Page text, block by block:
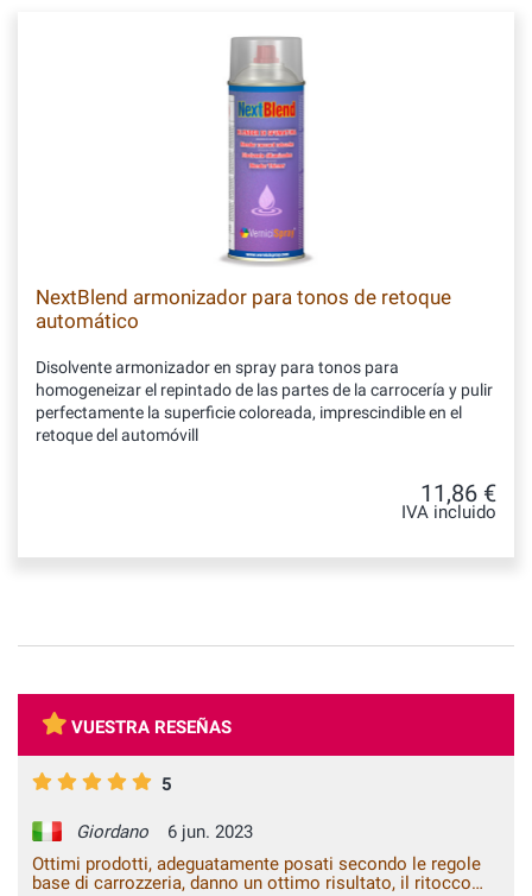
NextBlend armonizador para tonos de retoque
automático
Disolvente armonizador en spray para tonos para
homogeneizar el repintado de las partes de la carrocería y pulir
perfectamente la superficie coloreada, imprescindible en el
retoque del automóvill
11,86 €
IVA incluido
VUESTRA RESEÑAS
5
Giordano
6 jun. 2023
Ottimi prodotti, adeguatamente posati secondo le regole
base di carrozzeria, danno un ottimo risultato, il ritocco